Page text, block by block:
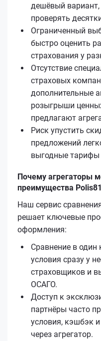
дешёвый
проверять
Ограниченный
быстро оценить
страхования у
Отсутствие
страховых
дополнительные
розыгрыши
предлагают
Риск упустить
предложений
выгодные тарифы
Почему агрегаторы
преимущества
Наш сервис
решает ключевые
оформления:
Сравнение в
условия сразу у
страховщиков и
ОСАГО.
Доступ к
партнёры часто
условия, кэшбэк
через агрегатор.